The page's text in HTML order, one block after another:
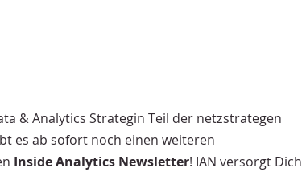
& Analytics Strategin Teil der netzstrategen
es ab sofort noch einen weiteren
Inside Analytics Newsletter! IAN versorgt Dich